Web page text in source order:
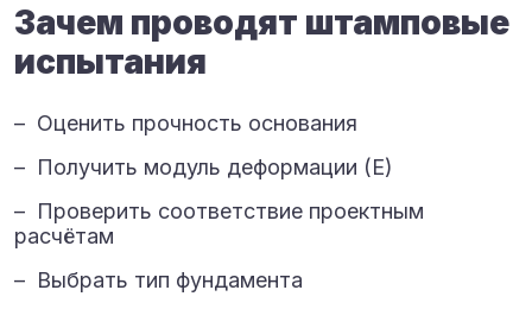
Зачем проводят штамповые
испытания
– Оценить прочность основания
– Получить модуль деформации (E)
– Проверить соответствие проектным
расчётам
– Выбрать тип фундамента